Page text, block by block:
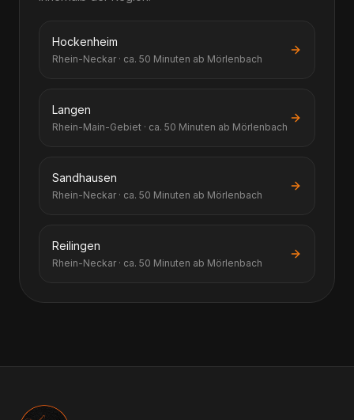
Hockenheim
Rhein-Neckar · ca. 50 Minuten ab Mörlenbach
Langen
Rhein-Main-Gebiet · ca. 50 Minuten ab Mörlenbach
Sandhausen
Rhein-Neckar · ca. 50 Minuten ab Mörlenbach
Reilingen
Rhein-Neckar · ca. 50 Minuten ab Mörlenbach